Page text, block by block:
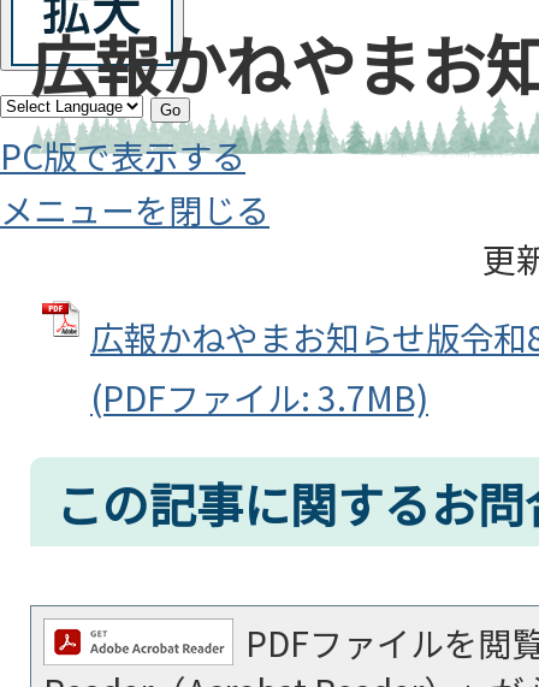
Go
PC版で表示する
メニューを閉じる
広報かねやまお
更
広報かねやまお知らせ版令
(PDFファイル: 3.7MB)
この記事に関するお
PDFファイルを閲